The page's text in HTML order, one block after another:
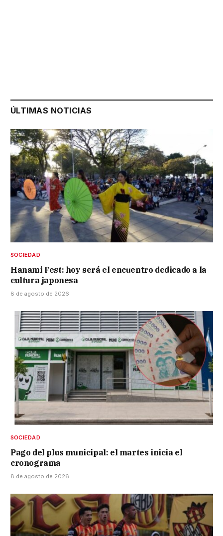
ÚLTIMAS NOTICIAS
SOCIEDAD
Hanami Fest: hoy será el encuentro dedicado a la
cultura japonesa
8 de agosto de 2026
SOCIEDAD
Pago del plus municipal: el martes inicia el
cronograma
8 de agosto de 2026